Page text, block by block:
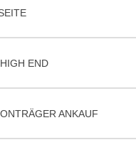
END
ANKAUF